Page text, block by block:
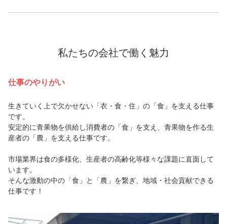
私たちの会社で働く魅力
仕事のやりがい
生きていく上で欠かせない「衣・食・住」の「食」を支える仕事
です。
安定的に青果物を供給し消費者の「食」を支え、青果物を作る生
産者の「農」を支える仕事です。
市場業界は食の多様化、生産者の高齢化等様々な課題に直面して
います。
そんな激動の中の「食」と「農」を繋ぎ、地域・社会貢献できる
仕事です！